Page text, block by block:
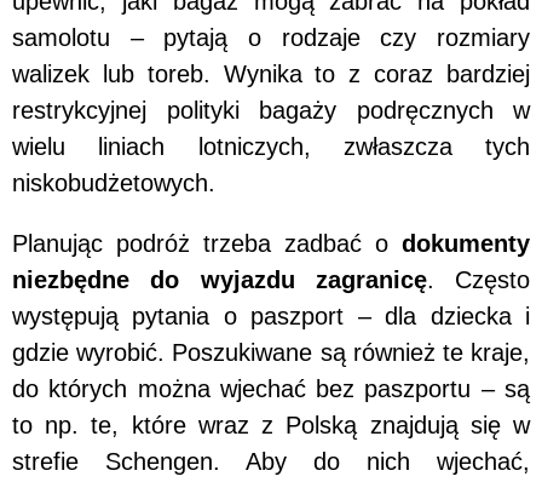
samolotu – pytają o rodzaje czy rozmiary
walizek lub toreb. Wynika to z coraz bardziej
restrykcyjnej polityki bagaży podręcznych w
wielu liniach lotniczych, zwłaszcza tych
niskobudżetowych.
Planując podróż trzeba zadbać o dokumenty
niezbędne do wyjazdu zagranicę. Często
występują pytania o paszport – dla dziecka i
gdzie wyrobić. Poszukiwane są również te kraje,
do których można wjechać bez paszportu – są
to np. te, które wraz z Polską znajdują się w
strefie Schengen. Aby do nich wjechać,